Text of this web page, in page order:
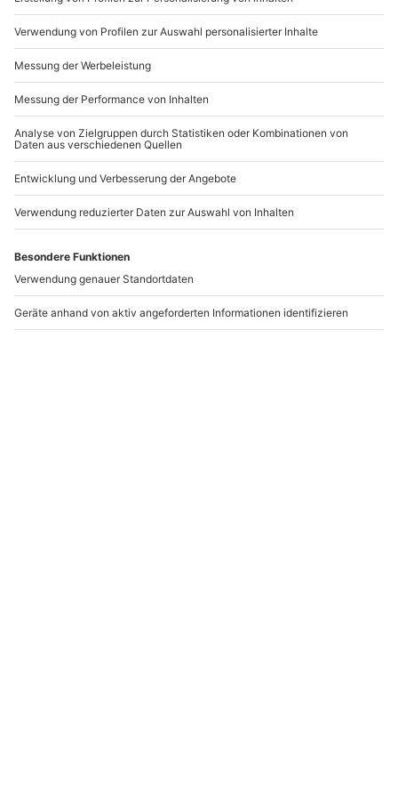
Artikelnummer:63807
Andere Produkte entdecken
Filmreise James Bond
London für 2 (4 Nächte)
Marple England für 2 (3
Nächte)